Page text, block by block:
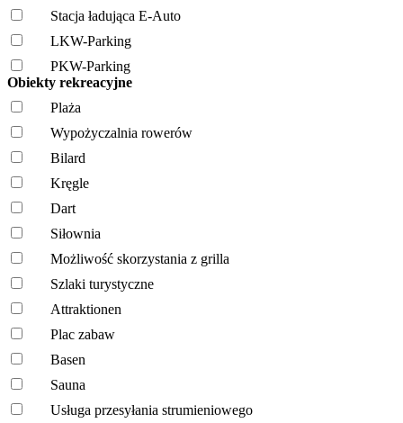
Stacja ładująca E-Auto
LKW-Parking
PKW-Parking
Obiekty rekreacyjne
Plaża
Wypożyczalnia rowerów
Bilard
Kręgle
Dart
Siłownia
Możliwość skorzystania z grilla
Szlaki turystyczne
Attraktionen
Plac zabaw
Basen
Sauna
Usługa przesyłania strumieniowego